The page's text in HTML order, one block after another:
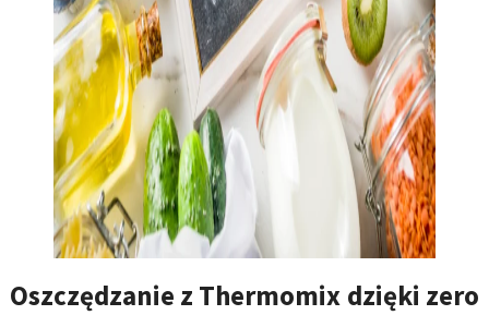
Oszczędzanie z Thermomix dzięki zero